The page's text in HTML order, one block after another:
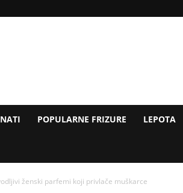
POPULARNE FRIZURE LEPOTA
ženski parfemi koji privlače muškarce